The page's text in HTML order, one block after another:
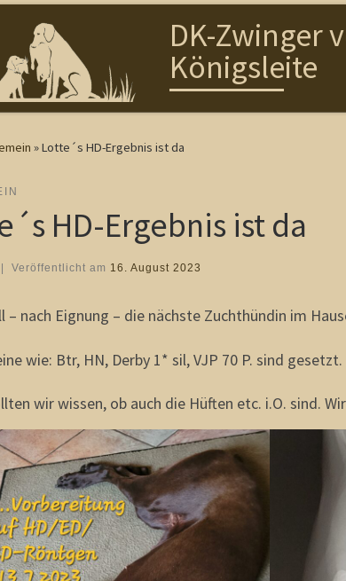
DK-Zwinger
Königsleite
»Lotte´s HD-Ergebnis ist da
HD-Ergebnis ist da
Veröffentlicht am 16. August 2023
– nach Eignung – die nächste Zuchthündin im
wie: Btr, HN, Derby 1* sil, VJP 70 P. sind
wir wissen, ob auch die Hüften etc. i.O. sind.